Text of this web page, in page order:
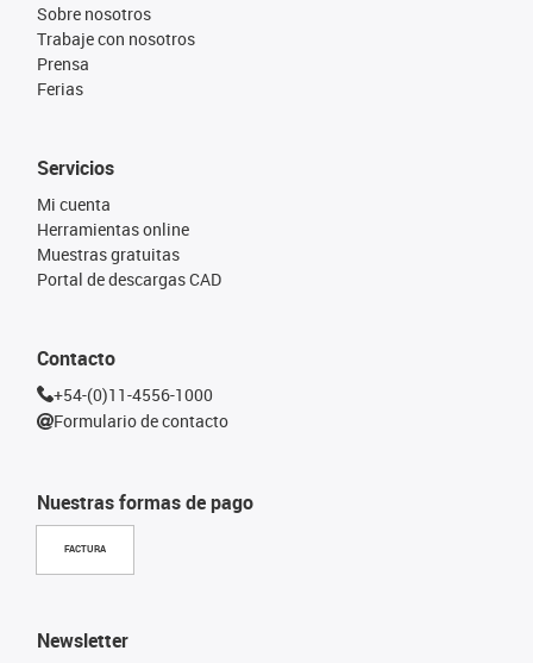
Sobre nosotros
Trabaje con nosotros
Prensa
Ferias
Nuestras formas de pago
FACTURA
Servicios
Mi cuenta
Herramientas online
Muestras gratuitas
Portal de descargas CAD
Contacto
+54-(0)11-4556-1000
Formulario de contacto
Newsletter